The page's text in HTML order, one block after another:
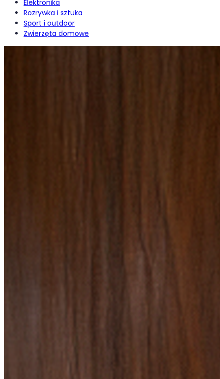
Elektronika
Rozrywka i sztuka
Sport i outdoor
Zwierzęta domowe